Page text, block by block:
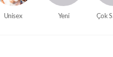
Unisex Yeni Çok